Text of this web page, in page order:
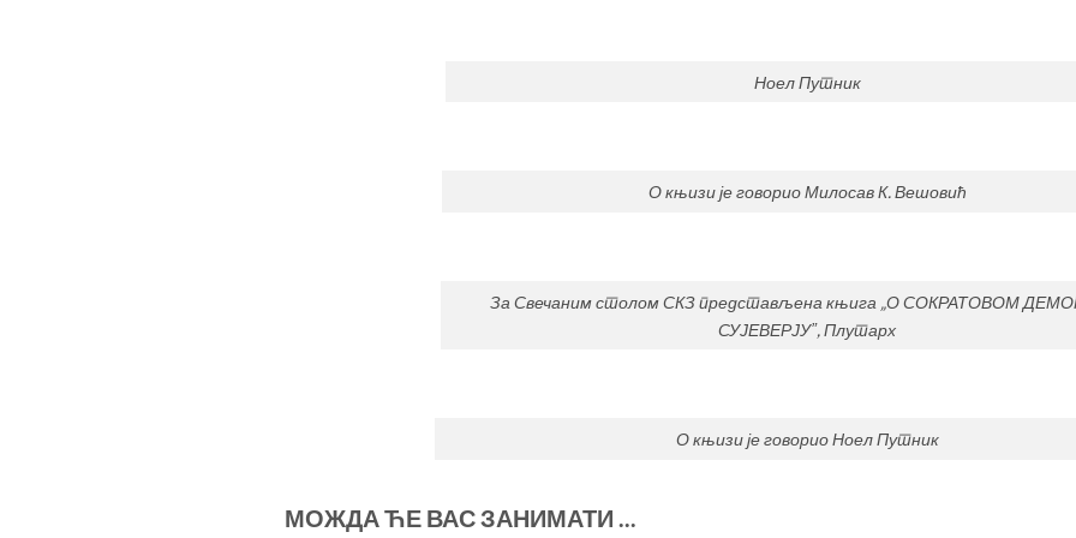
Ноел Путник
О књизи је говорио Милосав К. Вешовић
За Свечаним столом СКЗ представљена књига „О СОКРАТОВОМ
СУЈЕВЕРЈУˮ, Плутарх
О књизи је говорио Ноел Путник
МОЖДА ЋЕ ВАС ЗАНИМАТИ ...